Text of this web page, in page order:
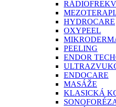
HYDROCARE
OXYPEEL
PEELING
ENDOR
ENDOCARE
MASÁŽE
KLASICKÁ